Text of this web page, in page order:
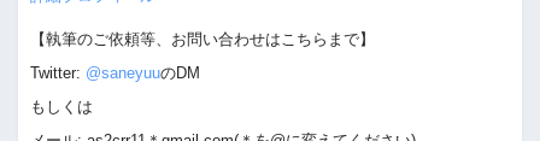
【執筆のご依頼等、お問い合わせはこちらまで】
Twitter: @saneyuuのDM
もしくは